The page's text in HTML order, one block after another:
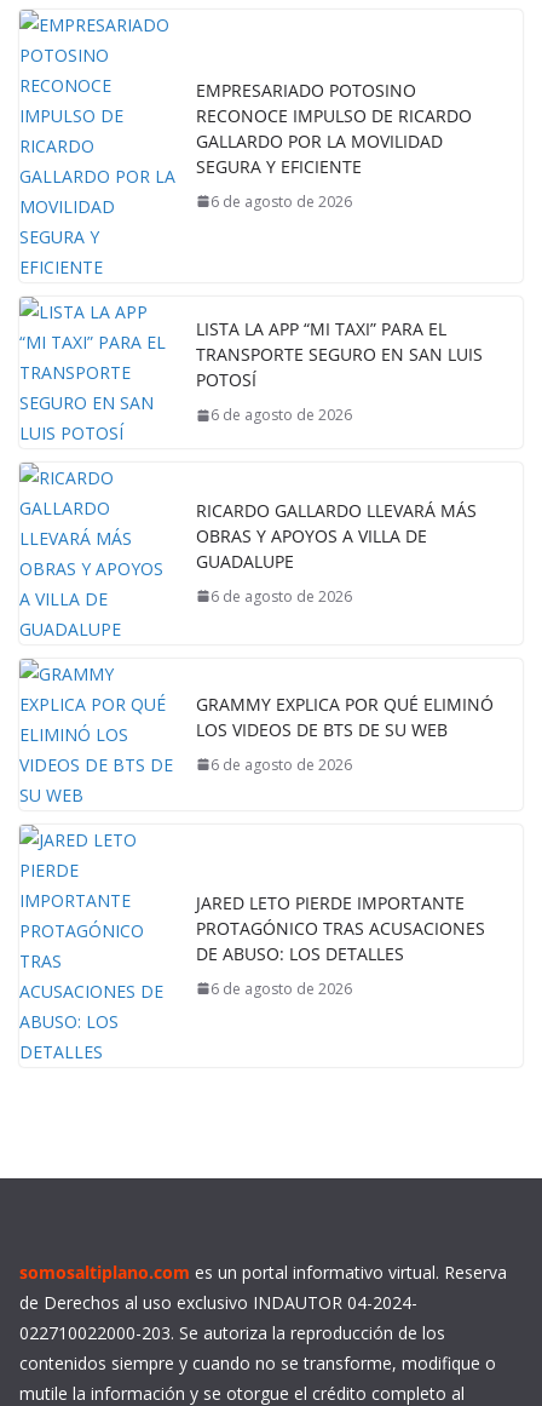
EMPRESARIADO POTOSINO
RECONOCE IMPULSO DE RICARDO
GALLARDO POR LA MOVILIDAD
SEGURA Y EFICIENTE
6 de agosto de 2026
LISTA LA APP “MI TAXI” PARA EL
TRANSPORTE SEGURO EN SAN LUIS
POTOSÍ
6 de agosto de 2026
RICARDO GALLARDO LLEVARÁ MÁS
OBRAS Y APOYOS A VILLA DE
GUADALUPE
6 de agosto de 2026
GRAMMY EXPLICA POR QUÉ ELIMINÓ
LOS VIDEOS DE BTS DE SU WEB
6 de agosto de 2026
JARED LETO PIERDE IMPORTANTE
PROTAGÓNICO TRAS ACUSACIONES
DE ABUSO: LOS DETALLES
6 de agosto de 2026
somosaltiplano.com es un portal informativo virtual. Reserva
de Derechos al uso exclusivo INDAUTOR 04-2024-
022710022000-203. Se autoriza la reproducción de los
contenidos siempre y cuando no se transforme, modifique o
mutile la información y se otorgue el crédito completo al